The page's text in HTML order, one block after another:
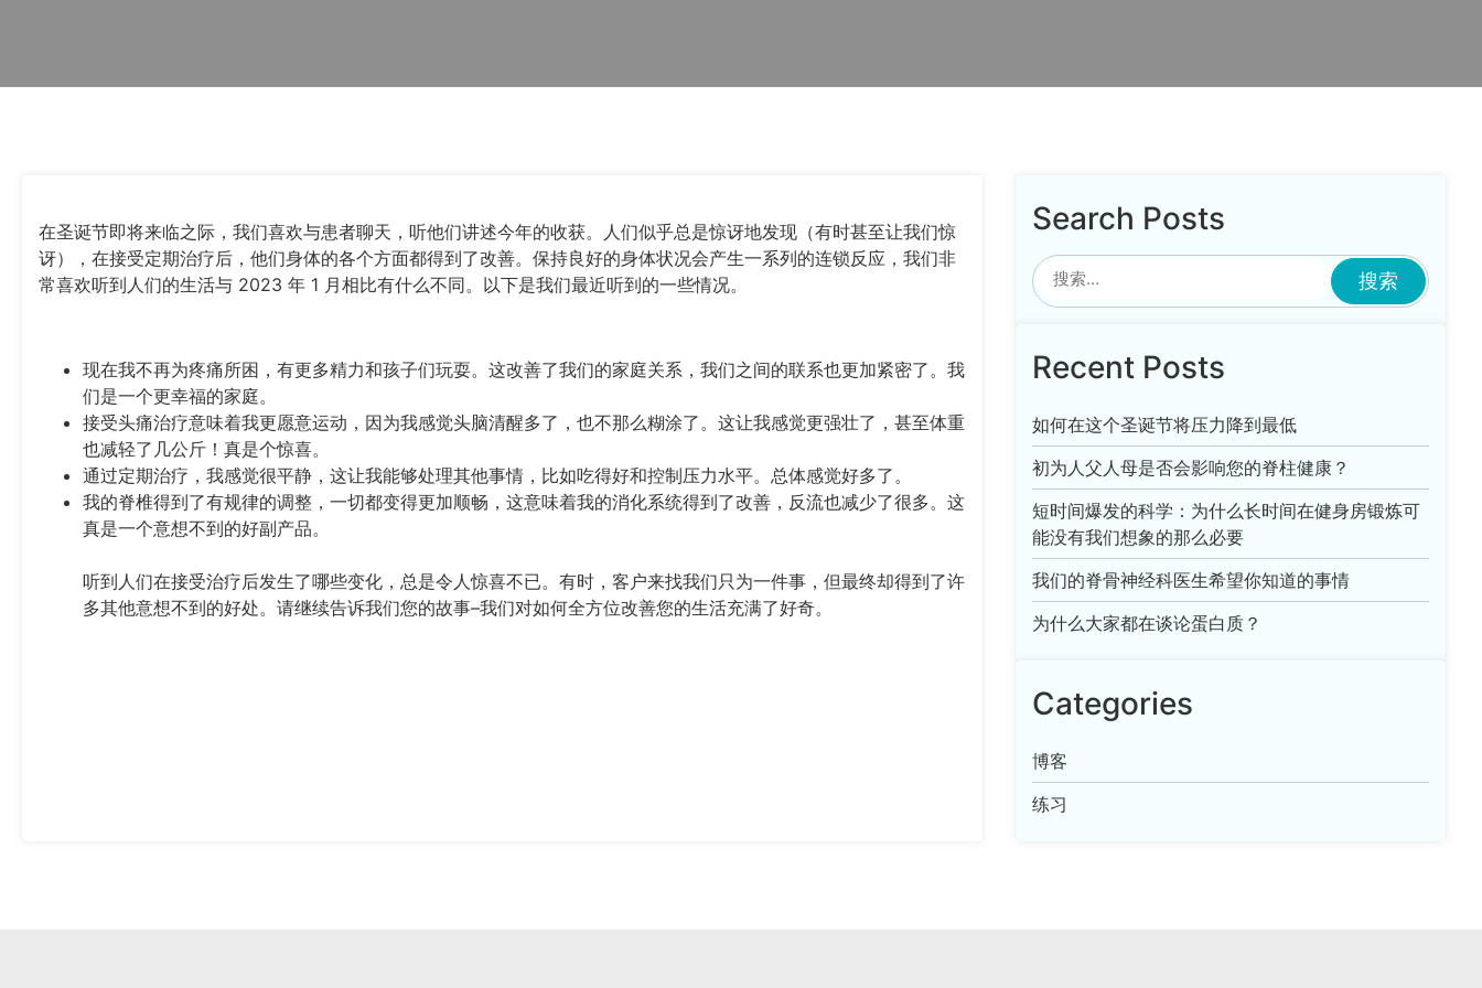
在圣诞节即将来临之际，我们喜欢与患者聊天，听他们讲述今年的收获。人们似乎总是惊讶地发现（有时甚至让我们惊
讶），在接受定期治疗后，他们身体的各个方面都得到了改善。保持良好的身体状况会产生一系列的连锁反应，我们非
常喜欢听到人们的生活与 2023 年 1 月相比有什么不同。以下是我们最近听到的一些情况。
现在我不再为疼痛所困，有更多精力和孩子们玩耍。这改善了我们的家庭关系，我们之间的联系也更加紧密了。我
们是一个更幸福的家庭。
接受头痛治疗意味着我更愿意运动，因为我感觉头脑清醒多了，也不那么糊涂了。这让我感觉更强壮了，甚至体重
也减轻了几公斤！真是个惊喜。
通过定期治疗，我感觉很平静，这让我能够处理其他事情，比如吃得好和控制压力水平。总体感觉好多了。
我的脊椎得到了有规律的调整，一切都变得更加顺畅，这意味着我的消化系统得到了改善，反流也减少了很多。这
真是一个意想不到的好副产品。
听到人们在接受治疗后发生了哪些变化，总是令人惊喜不已。有时，客户来找我们只为一件事，但最终却得到了许
多其他意想不到的好处。请继续告诉我们您的故事–我们对如何全方位改善您的生活充满了好奇。
Search Posts
Recent Posts
如何在这个圣诞节将压力降到最低
初为人父人母是否会影响您的脊柱健康？
短时间爆发的科学：为什么长时间在健身房锻炼可
能没有我们想象的那么必要
我们的脊骨神经科医生希望你知道的事情
为什么大家都在谈论蛋白质？
Categories
博客
练习